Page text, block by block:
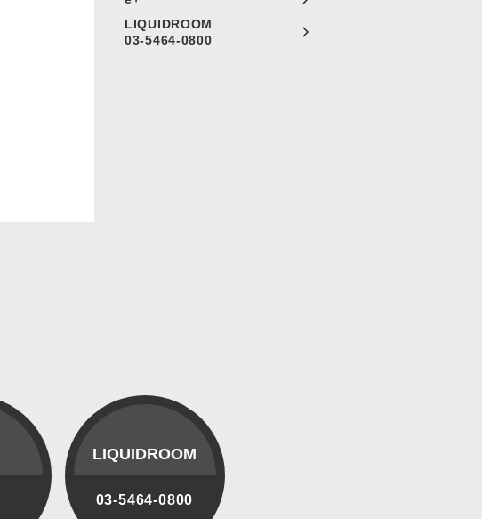
LIQUIDROOM
03-5464-0800
LIQUIDROOM
03-5464-0800